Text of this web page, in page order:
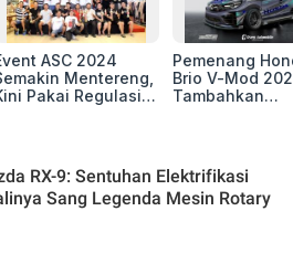
ASC 2024
Mentereng,
Pakai Regulasi
Pemenang
Brio V-Mod
Tambahkan
RX-9: Sentuhan Elektrifikasi
Sang Legenda Mesin Rotary